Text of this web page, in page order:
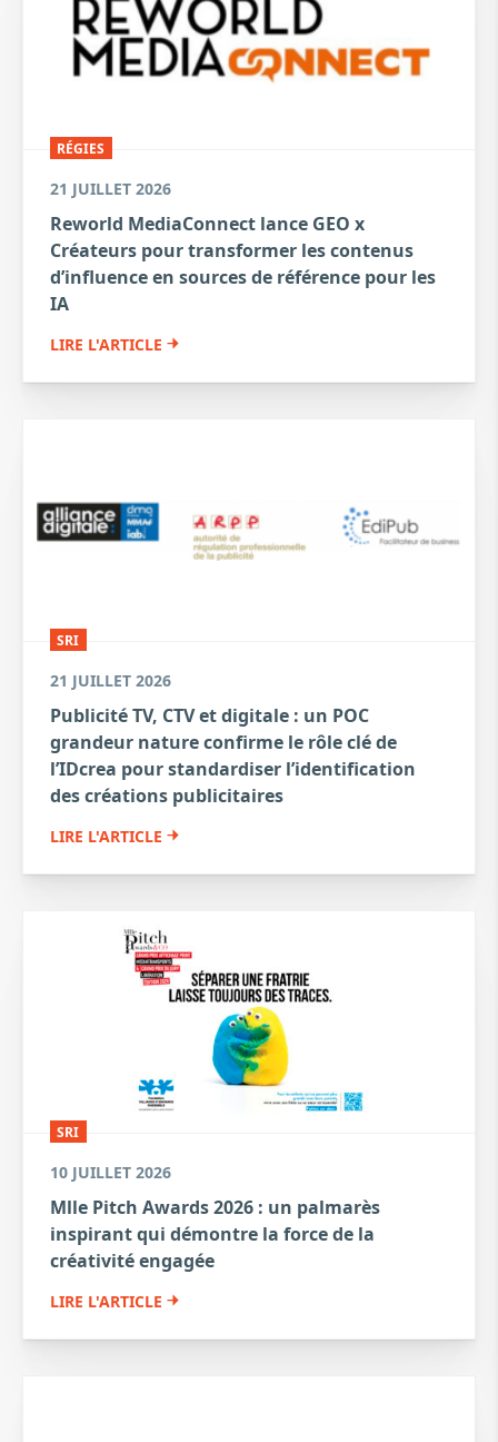
RÉGIES
21 JUILLET 2026
Reworld MediaConnect lance GEO x
Créateurs pour transformer les contenus
d’influence en sources de référence pour les
IA
LIRE L'ARTICLE
SRI
21 JUILLET 2026
Publicité TV, CTV et digitale : un POC
grandeur nature confirme le rôle clé de
l’IDcrea pour standardiser l’identification
des créations publicitaires
LIRE L'ARTICLE
SRI
10 JUILLET 2026
Mlle Pitch Awards 2026 : un palmarès
inspirant qui démontre la force de la
créativité engagée
LIRE L'ARTICLE